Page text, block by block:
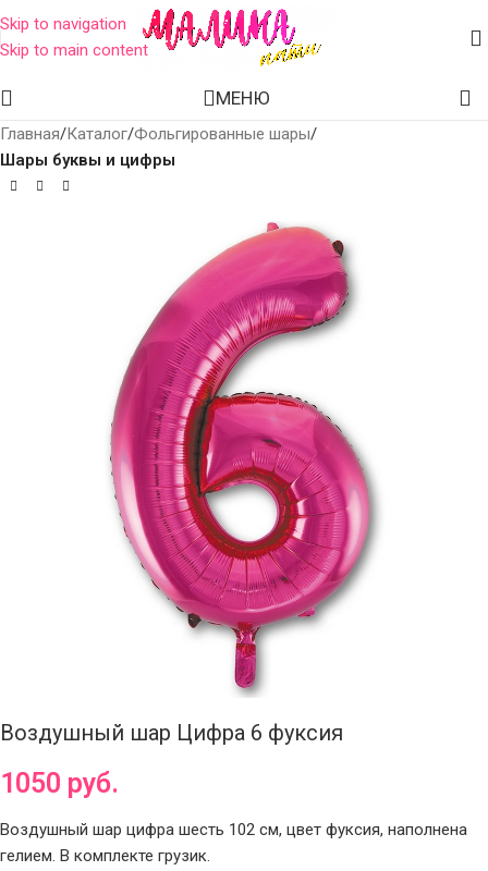
Skip to navigation
Skip to main content
МЕНЮ
Главная Каталог Фольгированные шары
Шары буквы и цифры
Воздушный шар Цифра 6 фуксия
1050 руб.
Воздушный шар цифра шесть 102 см, цвет фуксия, наполнена
гелием. В комплекте грузик.